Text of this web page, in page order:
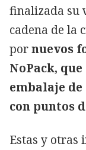
finalizada su
cadena de la
pornuevos
NoPack,
embalaje
con puntos
Estas y otras